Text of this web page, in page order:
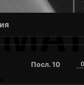
Посл. 10